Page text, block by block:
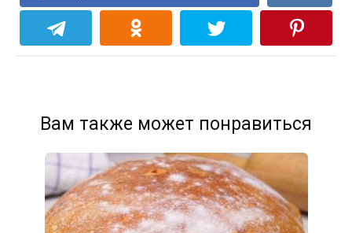
Вам также может понравиться